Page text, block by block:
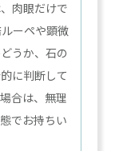
肉眼だけで
ーペや顕微
うか、石の
に判断して
合は、無理
でお持ちい